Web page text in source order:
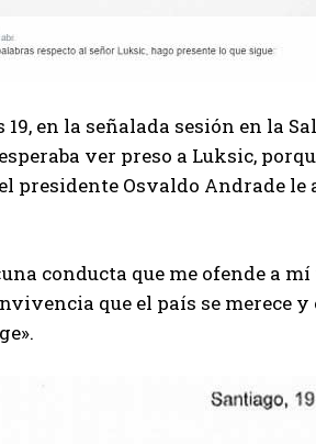
en la señalada sesión en la
ver preso a Luksic,
el presidente Osvaldo Andrade
conducta que me ofende a
que el país se merece